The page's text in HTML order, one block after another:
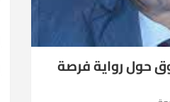
حول رواية فرصة